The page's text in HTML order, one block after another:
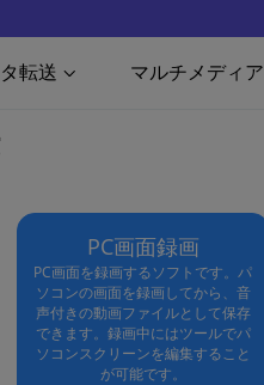
転送 マルチメディア
PC画面録画
PC画面を録画するソフトです。パ
ソコンの画面を録画してから、音
声付きの動画ファイルとして保存
できます。録画中にはツールでパ
ソコンスクリーンを編集すること
が可能です。